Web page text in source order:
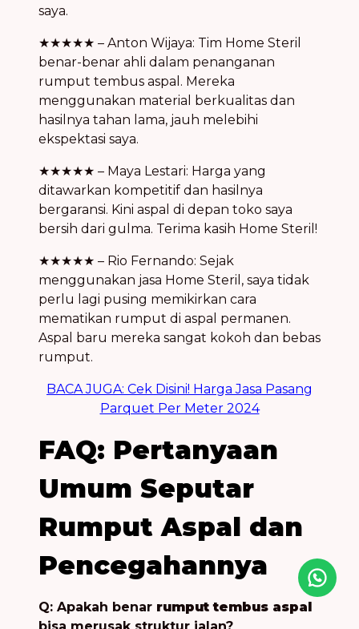
saya.
★★★★★ – Anton Wijaya: Tim Home Steril
benar-benar ahli dalam penanganan
rumput tembus aspal. Mereka
menggunakan material berkualitas dan
hasilnya tahan lama, jauh melebihi
ekspektasi saya.
★★★★★ – Maya Lestari: Harga yang
ditawarkan kompetitif dan hasilnya
bergaransi. Kini aspal di depan toko saya
bersih dari gulma. Terima kasih Home Steril!
★★★★★ – Rio Fernando: Sejak
menggunakan jasa Home Steril, saya tidak
perlu lagi pusing memikirkan cara
mematikan rumput di aspal permanen.
Aspal baru mereka sangat kokoh dan bebas
rumput.
BACA JUGA: Cek Disini! Harga Jasa Pasang
Parquet Per Meter 2024
FAQ: Pertanyaan
Umum Seputar
Rumput Aspal dan
Pencegahannya
Q: Apakah benar rumput tembus aspal